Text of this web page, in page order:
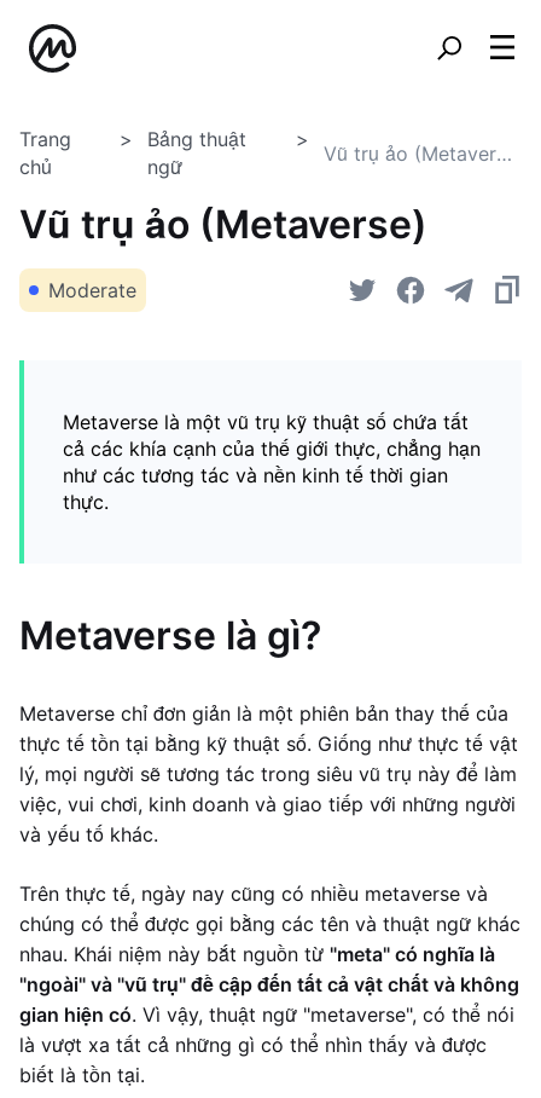
Trang
chủ
Bảng thuật
ngữ
Vũ trụ ảo (Metaverse)
Vũ trụ ảo (Metaverse)
Moderate
Metaverse là một vũ trụ kỹ thuật số chứa tất
cả các khía cạnh của thế giới thực, chẳng hạn
như các tương tác và nền kinh tế thời gian
thực.
Metaverse là gì?
Metaverse chỉ đơn giản là một phiên bản thay thế của
thực tế tồn tại bằng kỹ thuật số. Giống như thực tế vật
lý, mọi người sẽ tương tác trong siêu vũ trụ này để làm
việc, vui chơi, kinh doanh và giao tiếp với những người
và yếu tố khác.
Trên thực tế, ngày nay cũng có nhiều metaverse và
chúng có thể được gọi bằng các tên và thuật ngữ khác
nhau. Khái niệm này bắt nguồn từ "meta" có nghĩa là
"ngoài" và "vũ trụ" đề cập đến tất cả vật chất và không
gian hiện có. Vì vậy, thuật ngữ "metaverse", có thể nói
là vượt xa tất cả những gì có thể nhìn thấy và được
biết là tồn tại.